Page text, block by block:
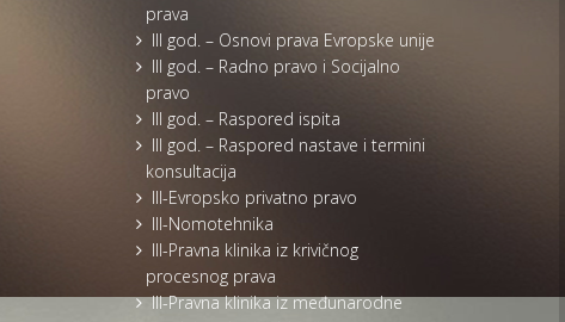
prava
III god. – Osnovi prava Evropske unije
III god. – Radno pravo i Socijalno
pravo
III god. – Raspored ispita
III god. – Raspored nastave i termini
konsultacija
III-Evropsko privatno pravo
III-Nomotehnika
III-Pravna klinika iz krivičnog
procesnog prava
III-Pravna klinika iz međunarodne